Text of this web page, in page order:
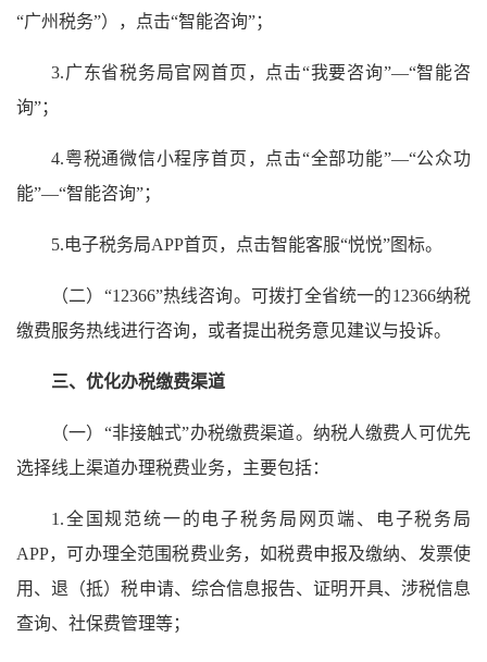
“广州税务”），点击“智能咨询”；
3.广东省税务局官网首页，点击“我要咨询”—“智能咨
询”；
4.粤税通微信小程序首页，点击“全部功能”—“公众功
能”—“智能咨询”；
5.电子税务局APP首页，点击智能客服“悦悦”图标。
（二）“12366”热线咨询。可拨打全省统一的12366纳税
缴费服务热线进行咨询，或者提出税务意见建议与投诉。
三、优化办税缴费渠道
（一）“非接触式”办税缴费渠道。纳税人缴费人可优先
选择线上渠道办理税费业务，主要包括：
1.全国规范统一的电子税务局网页端、电子税务局
APP，可办理全范围税费业务，如税费申报及缴纳、发票使
用、退（抵）税申请、综合信息报告、证明开具、涉税信息
查询、社保费管理等；